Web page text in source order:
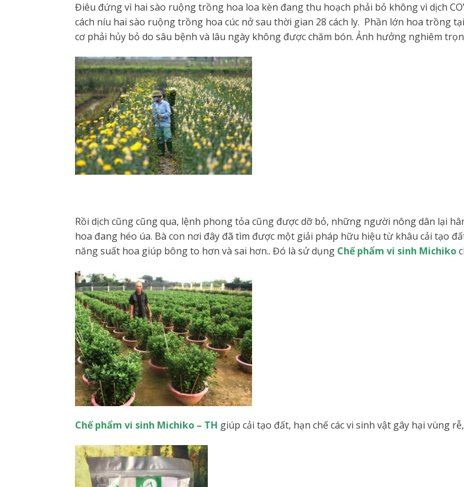
Điêu đứng vì hai sào ruộng trồng hoa loa kèn đang thu hoạch phải bỏ không vì dịch
cách níu hai sào ruộng trồng hoa cúc nở sau thời gian 28 cách ly. Phần lớn hoa trồng
cơ phải hủy bỏ do sâu bệnh và lâu ngày không được chăm bón. Ảnh hưởng nghiêm
Rồi dịch cũng cũng qua, lệnh phong tỏa cũng được dỡ bỏ, những người nông dân lại
hoa đang héo úa. Bà con nơi đây đã tìm được một giải pháp hữu hiệu từ khâu cải tạo
năng suất hoa giúp bông to hơn và sai hơn.. Đó là sử dụng Chế phẩm vi sinh Michiko
Chế phẩm vi sinh Michiko – TH giúp cải tạo đất, hạn chế các vi sinh vật gây hại vùng